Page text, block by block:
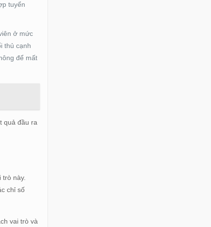
tuyển
ở mức
thủ cạnh
để mất
quả đầu ra
này.
chỉ số
vai trò và